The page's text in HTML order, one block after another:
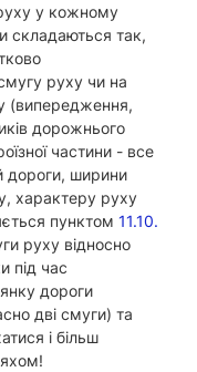
у кожному
складаються так,
руху чи на
(випередження,
дорожнього
частини - все
дороги, ширини
характеру руху
пунктом 11.10.
руху відносно
під час
дороги
дві смуги) та
і більш